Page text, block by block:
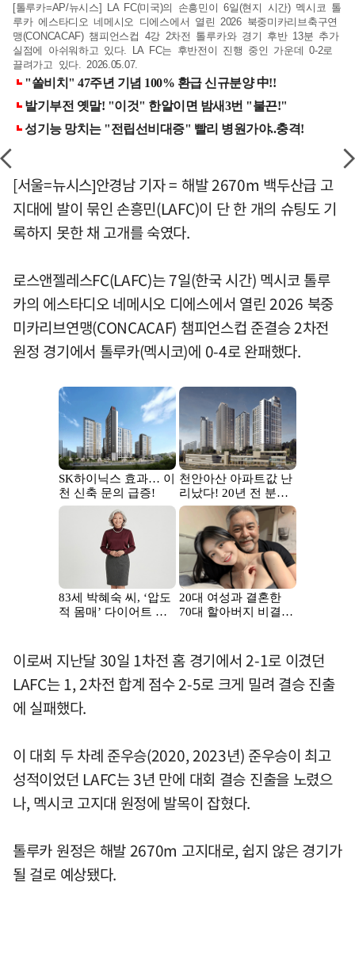
[톨루카=AP/뉴시스] LA FC(미국)의 손흥민이 6일(현지 시간) 멕시코 톨
루카 에스타디오 네메시오 디에스에서 열린 2026 북중미카리브축구연
맹(CONCACAF) 챔피언스컵 4강 2차전 톨루카와 경기 후반 13분 추가
실점에 아쉬워하고 있다. LA FC는 후반전이 진행 중인 가운데 0-2로
끌려가고 있다. 2026.05.07.
[서울=뉴시스]안경남 기자 = 해발 2670m 백두산급 고
지대에 발이 묶인 손흥민(LAFC)이 단 한 개의 슈팅도 기
록하지 못한 채 고개를 숙였다.
로스앤젤레스FC(LAFC)는 7일(한국 시간) 멕시코 톨루
카의 에스타디오 네메시오 디에스에서 열린 2026 북중
미카리브연맹(CONCACAF) 챔피언스컵 준결승 2차전
원정 경기에서 톨루카(멕시코)에 0-4로 완패했다.
이로써 지난달 30일 1차전 홈 경기에서 2-1로 이겼던
LAFC는 1, 2차전 합계 점수 2-5로 크게 밀려 결승 진출
에 실패했다.
이 대회 두 차례 준우승(2020, 2023년) 준우승이 최고
성적이었던 LAFC는 3년 만에 대회 결승 진출을 노렸으
나, 멕시코 고지대 원정에 발목이 잡혔다.
톨루카 원정은 해발 2670m 고지대로, 쉽지 않은 경기가
될 걸로 예상됐다.